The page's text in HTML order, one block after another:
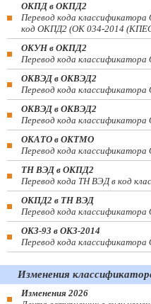
ОКПД в ОКПД2
Перевод кода
код ОКПД2 (ОК 034-2014
ОКУН в ОКПД2
Перевод кода
ОКВЭД в ОКВЭД2
Перевод кода
ОКВЭД в ОКВЭД2
Перевод кода
ОКАТО в ОКТМО
Перевод кода
ТН ВЭД в ОКПД2
Перевод кода ТН ВЭД в код
ОКПД2 в ТН ВЭД
Перевод кода
ОКЗ-93 в ОКЗ-2014
Перевод кода
Изменения
Изменения 2026